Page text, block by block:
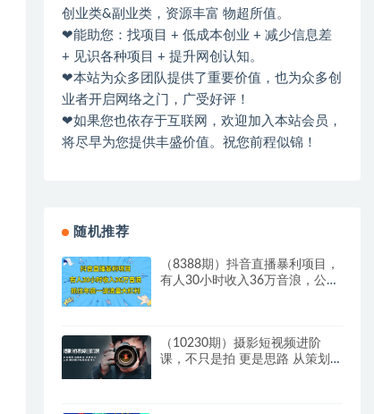
创业类&副业类，资源丰富 物超所值。
❤能助您：找项目 + 低成本创业 + 减少信息差
+ 见识各种项目 + 提升网创认知。
❤本站为众多团队提供了重要价值，也为众多创
业者开启网络之门，广受好评！
❤如果您也依存于互联网，欢迎加入本站会员，
将尽早为您提供丰盛价值。祝您前程似锦！
随机推荐
（8388期）抖音直播暴利项目，
有人30小时收入36万音浪，公司
（10230期）摄影短视频进阶
课，不只是拍 更是思路 从策划